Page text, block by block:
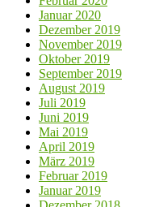
Januar 2020
Dezember 2019
November 2019
Oktober 2019
September 2019
August 2019
Juli 2019
Juni 2019
Mai 2019
April 2019
März 2019
Februar 2019
Januar 2019